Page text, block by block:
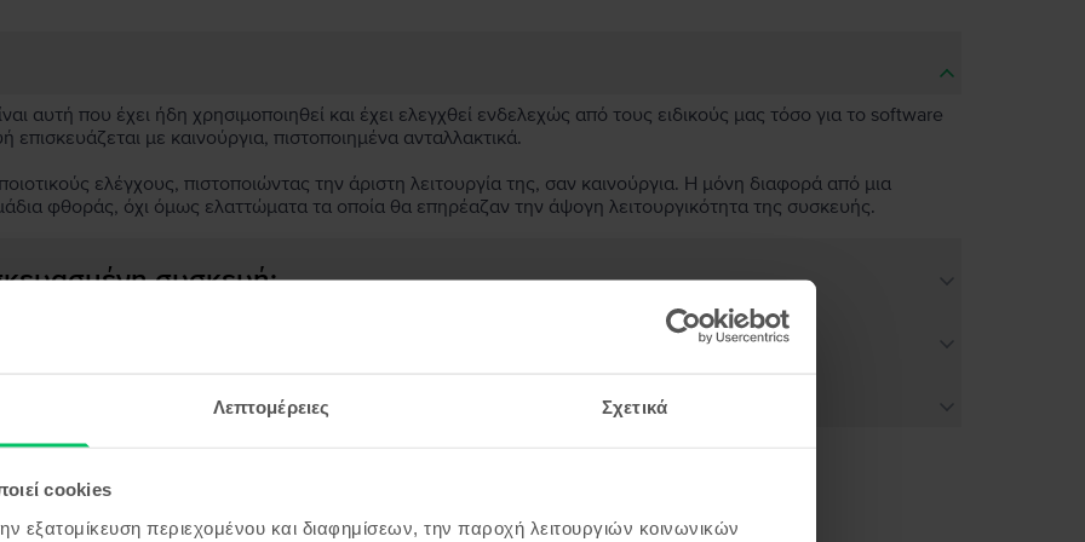
Λεπτομέρειες Σχετικά
cookies
εξατομίκευση περιεχομένου και διαφημίσεων, την παροχή λειτουργιών κοινωνικών
αυτή που έχει ήδη χρησιμοποιηθεί και έχει ελεγχθεί ενδελεχώς από τους ειδικούς μας τόσο για το software
με καινούργια, πιστοποιημένα ανταλλακτικά.
ελέγχους, πιστοποιώντας την άριστη λειτουργία της, σαν καινούργια. Η μόνη διαφορά από μια
φθοράς, όχι όμως ελαττώματα τα οποία θα επηρέαζαν την άψογη λειτουργικότητα της συσκευής.
συσκευή;